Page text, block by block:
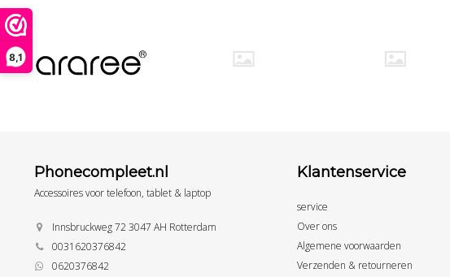
8,1
Phonecompleet.nl
Accessoires voor telefoon, tablet & laptop
Innsbruckweg 72 3047 AH Rotterdam
0031620376842
0620376842
Klantenservice
service
Over ons
Algemene voorwaarden
Verzenden & retourneren